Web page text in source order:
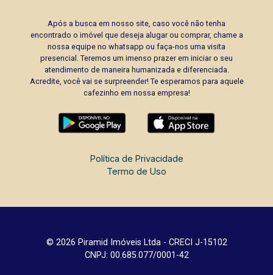
Após a busca em nosso site, caso você não tenha
encontrado o imóvel que deseja alugar ou comprar, chame a
nossa equipe no whatsapp ou faça-nos uma visita
presencial. Teremos um imenso prazer em iniciar o seu
atendimento de maneira humanizada e diferenciada.
Acredite, você vai se surpreender! Te esperamos para aquele
cafezinho em nossa empresa!
Política de Privacidade
Termo de Uso
© 2026 Piramid Imóveis Ltda - CRECI J-15102
CNPJ: 00.685.077/0001-42